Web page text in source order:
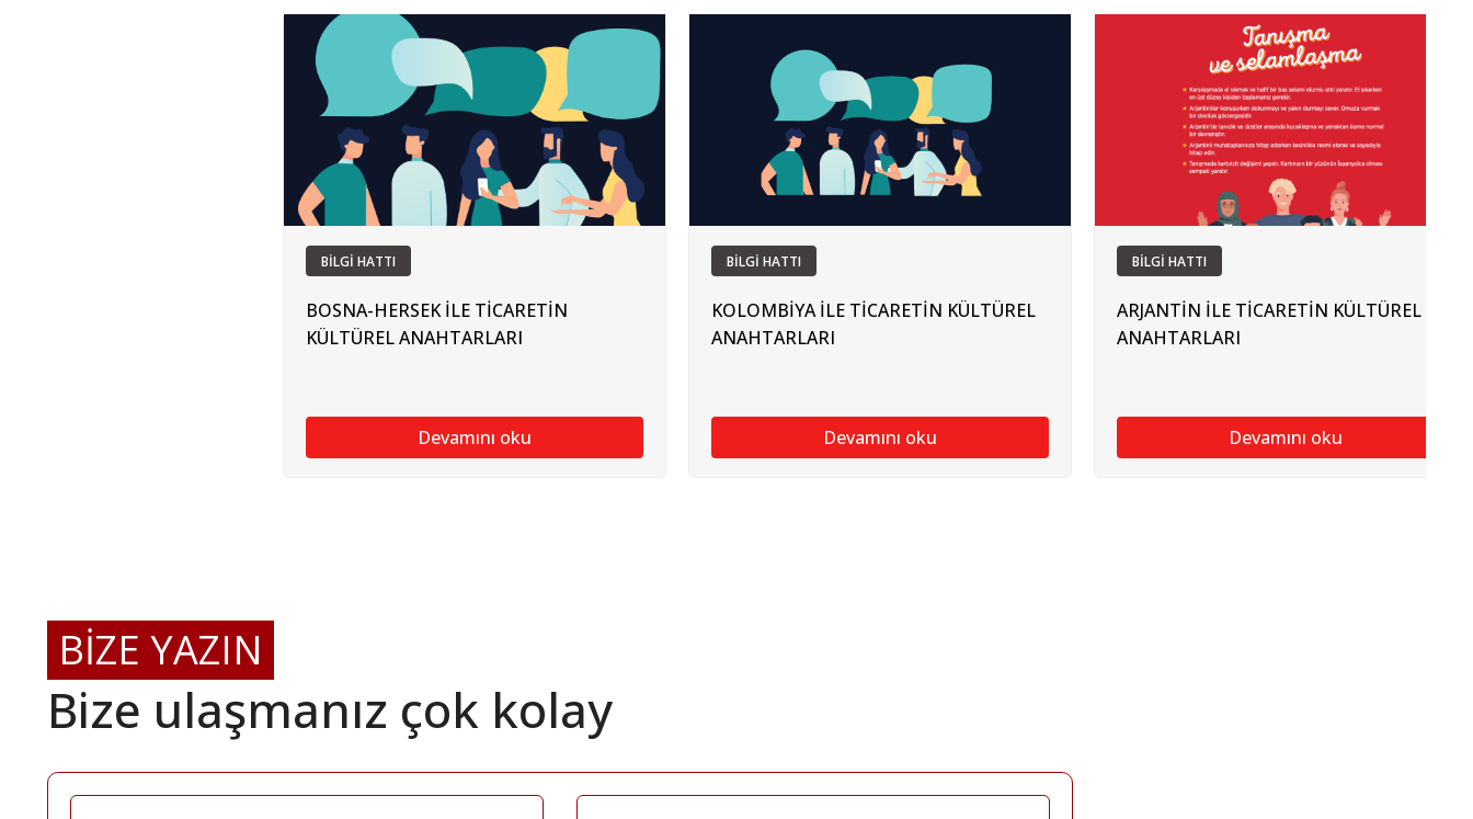
BİLGİ HATTI
BOSNA-HERSEK İLE TİCARETİN
KÜLTÜREL ANAHTARLARI
Devamını oku
BİLGİ HATTI
KOLOMBİYA İLE TİCARETİN KÜLTÜREL
ANAHTARLARI
Devamını oku
BİLGİ HATTI
ARJANTİN İLE TİCARETİN KÜLTÜREL
ANAHTARLARI
Devamını oku
BİZE YAZIN
Bize ulaşmanız çok kolay